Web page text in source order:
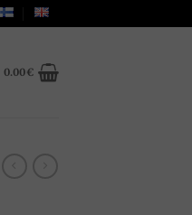
0.00€